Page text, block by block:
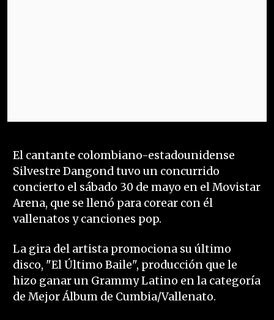
El cantante colombiano-estadounidense
Silvestre Dangond tuvo un concurrido
concierto el sábado 30 de mayo en el Movistar
Arena, que se llenó para corear con él
vallenatos y canciones pop.
La gira del artista promociona su último
disco, "El Último Baile", producción que le
hizo ganar un Grammy Latino en la categoría
de Mejor Álbum de Cumbia/Vallenato.